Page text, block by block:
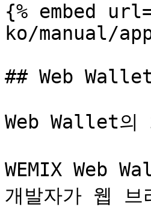
{% embed
ko/manual/
## Web
Web Wallet의
WEMIX Web
개발자가 웹 브